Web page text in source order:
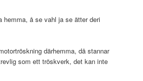
hemma, å se vahl ja se ätter deri
därhemma, då stannar
som ett tröskverk, det kan inte